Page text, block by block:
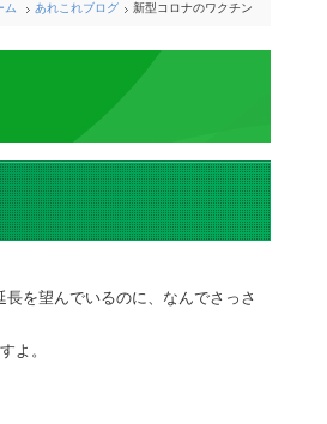
ム あれこれブログ 新型コロナのワクチン
を望んでいるのに、なんでさっさ
よ。